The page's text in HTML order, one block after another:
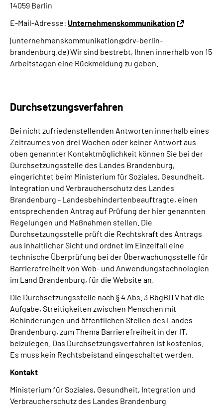
14059 Berlin
E-Mail-Adresse: Unternehmenskommunikation
(unternehmenskommunikation@drv-berlin-
brandenburg.de) Wir sind bestrebt, Ihnen innerhalb von 15
Arbeitstagen eine Rückmeldung zu geben.
Durchsetzungsverfahren
Bei nicht zufriedenstellenden Antworten innerhalb eines
Zeitraumes von drei Wochen oder keiner Antwort aus
oben genannter Kontaktmöglichkeit können Sie bei der
Durchsetzungsstelle des Landes Brandenburg,
eingerichtet beim Ministerium für Soziales, Gesundheit,
Integration und Verbraucherschutz des Landes
Brandenburg - Landesbehindertenbeauftragte, einen
entsprechenden Antrag auf Prüfung der hier genannten
Regelungen und Maßnahmen stellen. Die
Durchsetzungsstelle prüft die Rechtskraft des Antrags
aus inhaltlicher Sicht und ordnet im Einzelfall eine
technische Überprüfung bei der Überwachungsstelle für
Barrierefreiheit von Web- und Anwendungstechnologien
im Land Brandenburg, für die Website an.
Die Durchsetzungsstelle nach § 4 Abs. 3 BbgBITV hat die
Aufgabe, Streitigkeiten zwischen Menschen mit
Behinderungen und öffentlichen Stellen des Landes
Brandenburg, zum Thema Barrierefreiheit in der IT,
beizulegen. Das Durchsetzungsverfahren ist kostenlos.
Es muss kein Rechtsbeistand eingeschaltet werden.
Kontakt
Ministerium für Soziales, Gesundheit, Integration und
Verbraucherschutz des Landes Brandenburg